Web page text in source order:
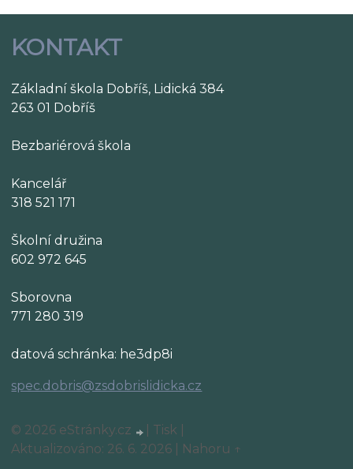
KONTAKT
Základní škola Dobříš, Lidická 384
263 01 Dobříš
Bezbariérová škola
Kancelář
318 521 171
Školní družina
602 972 645
Sborovna
771 280 319
datová schránka: he3dp8i
spec.dobris@zsdobrislidicka.cz
© 2026 eStránky.cz Tisk
Aktualizováno: 26. 6. 2026
Nahoru ↑